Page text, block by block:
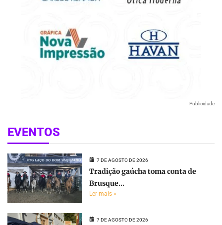
Publicidade
EVENTOS
7 DE AGOSTO DE 2026
Tradição gaúcha toma conta de
Brusque...
Ler mais »
7 DE AGOSTO DE 2026